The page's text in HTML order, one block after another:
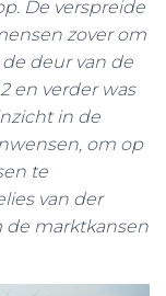
De verspreide
zover om
deur van de
en verder was
in de
om op
te
van der
de marktkansen